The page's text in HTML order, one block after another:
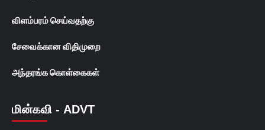
விளம்பரம் செய்வதற்கு
சேவைக்கான விதிமுறை
அந்தரங்க கொள்கைகள்
மின்கவி - ADVT